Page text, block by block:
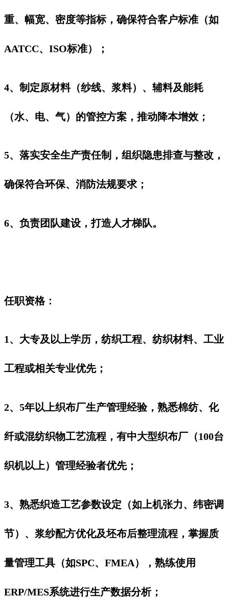
重、幅宽、密度等指标，确保符合客户标准（如
AATCC、ISO标准）；
4、制定原材料（纱线、浆料）、辅料及能耗
（水、电、气）的管控方案，推动降本增效；
5、落实安全生产责任制，组织隐患排查与整改，
确保符合环保、消防法规要求；
6、负责团队建设，打造人才梯队。
任职资格：
1、大专及以上学历，纺织工程、纺织材料、工业
工程或相关专业优先；
2、5年以上织布厂生产管理经验，熟悉棉纺、化
纤或混纺织物工艺流程，有中大型织布厂（100台
织机以上）管理经验者优先；
3、熟悉织造工艺参数设定（如上机张力、纬密调
节）、浆纱配方优化及坯布后整理流程，掌握质
量管理工具（如SPC、FMEA），熟练使用
ERP/MES系统进行生产数据分析；